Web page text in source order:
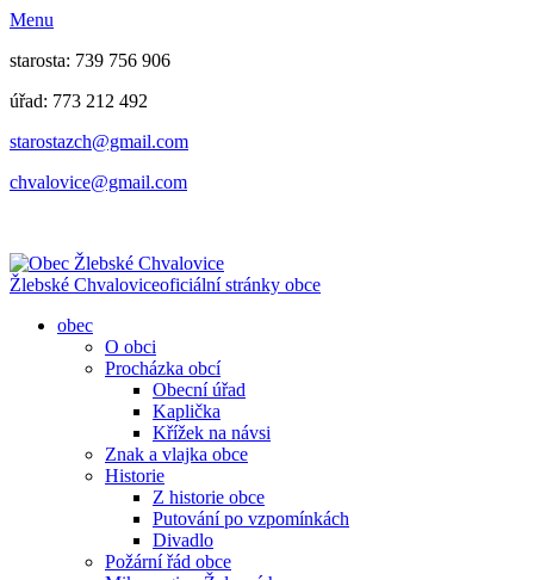
Menu
starosta: 739 756 906
úřad: 773 212 492
​​​​starostazch@gmail.com
​​​​chvalovice@gmail.com
Žlebské Chvaloviceoficiální stránky obce
obec
O obci
Procházka obcí
Obecní úřad
Kaplička
Křížek na návsi
Znak a vlajka obce
Historie
Z historie obce
Putování po vzpomínkách
Divadlo
Požární řád obce